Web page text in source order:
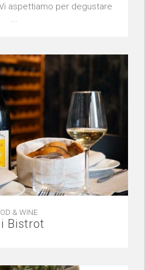
aspettiamo per degustare
...
& WINE
Bistrot